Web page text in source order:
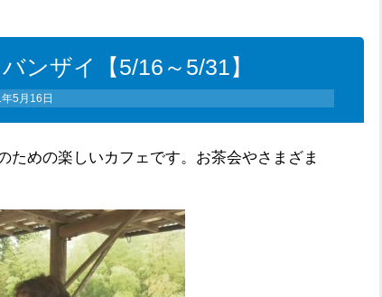
ンザイ【5/16～5/31】
5月16日
ための楽しいカフェです。お茶会やさまざま